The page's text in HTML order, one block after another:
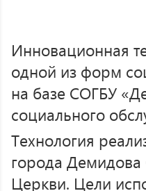
Инновационная
одной из форм
на базе СОГБУ
социального
Технология
города Демидова
Церкви. Цели